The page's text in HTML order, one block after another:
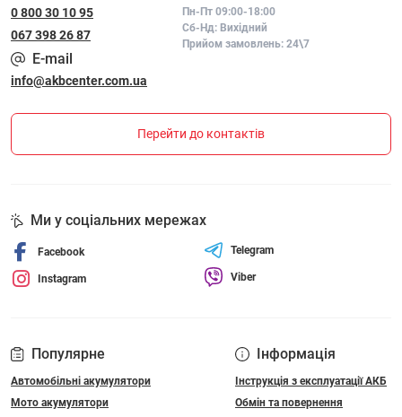
0 800 30 10 95
067 398 26 87
Пн-Пт 09:00-18:00
Сб-Нд: Вихідний
Прийом замовлень: 24\7
E-mail
info@akbcenter.com.ua
Перейти до контактів
Популярне
Автомобільні акумулятори
Мото акумулятори
Інформація
Інструкція з експлуатації АКБ
Обмін та повернення
Ми у соціальних мережах
Facebook
Instagram
Telegram
Viber